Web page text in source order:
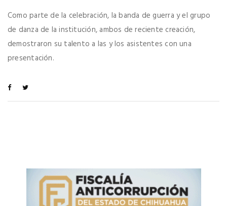
Como parte de la celebración, la banda de guerra y el grupo
de danza de la institución, ambos de reciente creación,
demostraron su talento a las y los asistentes con una
presentación.